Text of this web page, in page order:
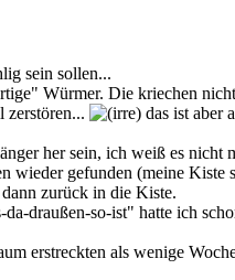
sein sollen...
Würmer. Die kriechen
zerstören...
das ist aber
her sein, ich weiß es nicht
wieder gefunden (meine
zurück in die Kiste.
draußen-so-ist" hatte ich
erstreckten als wenige